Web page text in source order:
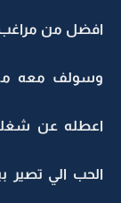
افضل من مراغب
وسولف معه
اعطله عن
الحب الي